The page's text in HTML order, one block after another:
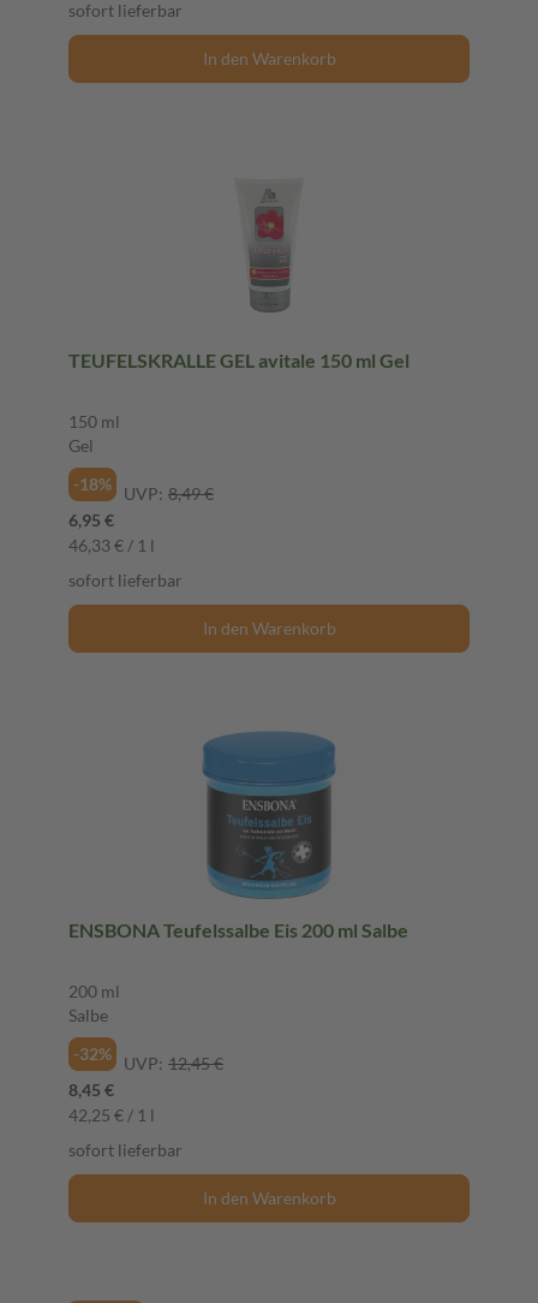
sofort lieferbar
In den Warenkorb
TEUFELSKRALLE GEL avitale 150 ml Gel
150 ml
Gel
-18%
UVP: 8,49 €
6,95 €
46,33 € / 1 l
sofort lieferbar
In den Warenkorb
ENSBONA Teufelssalbe Eis 200 ml Salbe
200 ml
Salbe
-32%
UVP: 12,45 €
8,45 €
42,25 € / 1 l
sofort lieferbar
In den Warenkorb